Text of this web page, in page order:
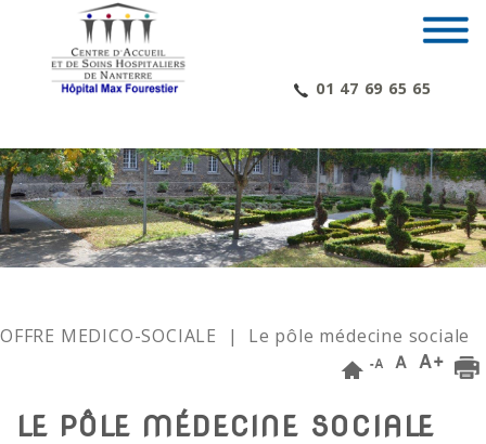
01 47 69 65 65
OFFRE MEDICO-SOCIALE | Le pôle médecine sociale
LE PÔLE MÉDECINE SOCIALE